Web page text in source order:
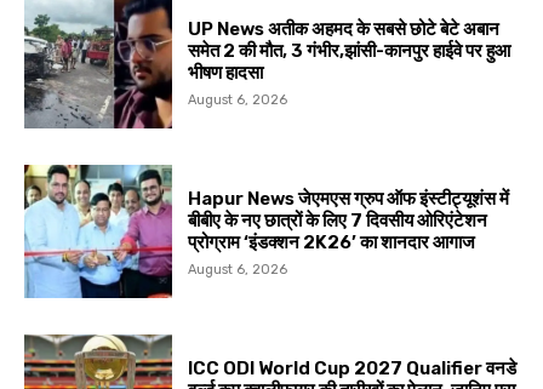
UP News अतीक अहमद के सबसे छोटे बेटे अबान
समेत 2 की मौत, 3 गंभीर,झांसी-कानपुर हाईवे पर हुआ
भीषण हादसा
August 6, 2026
Hapur News जेएमएस ग्रुप ऑफ इंस्टीट्यूशंस में
बीबीए के नए छात्रों के लिए 7 दिवसीय ओरिएंटेशन
प्रोग्राम ‘इंडक्शन 2K26’ का शानदार आगाज
August 6, 2026
ICC ODI World Cup 2027 Qualifier वनडे